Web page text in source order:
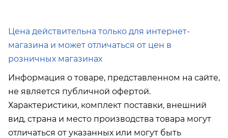
Цена действительна только для интернет-
магазина и может отличаться от цен в
розничных магазинах
Информация о товаре, представленном на сайте,
не является публичной офертой.
Характеристики, комплект поставки, внешний
вид, страна и место производства товара могут
отличаться от указанных или могут быть